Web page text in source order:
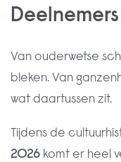
Deelnemers
Van ouderwetse
bleken. Van
wat daartussen zit.
Tijdens de
2026 komt er heel